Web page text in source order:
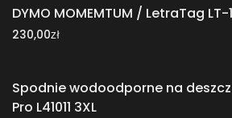
DYMO MOMEMTUM / LetraTag LT-
230,00zł
Spodnie wodoodporne na
Pro L41011 3XL